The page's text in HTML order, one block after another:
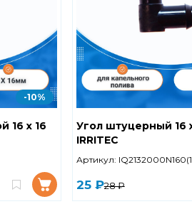
-10%
16 х 16
Угол штуцерный 16
IRRITEC
Артикул:
25 ₽28 ₽